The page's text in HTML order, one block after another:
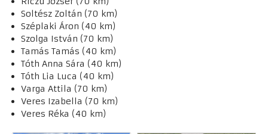
Soltész Zoltán (70 km)
Széplaki Áron (40 km)
Szolga István (70 km)
Tamás Tamás (40 km)
Tóth Anna Sára (40 km)
Tóth Lia Luca (40 km)
Varga Attila (70 km)
Veres Izabella (70 km)
Veres Réka (40 km)